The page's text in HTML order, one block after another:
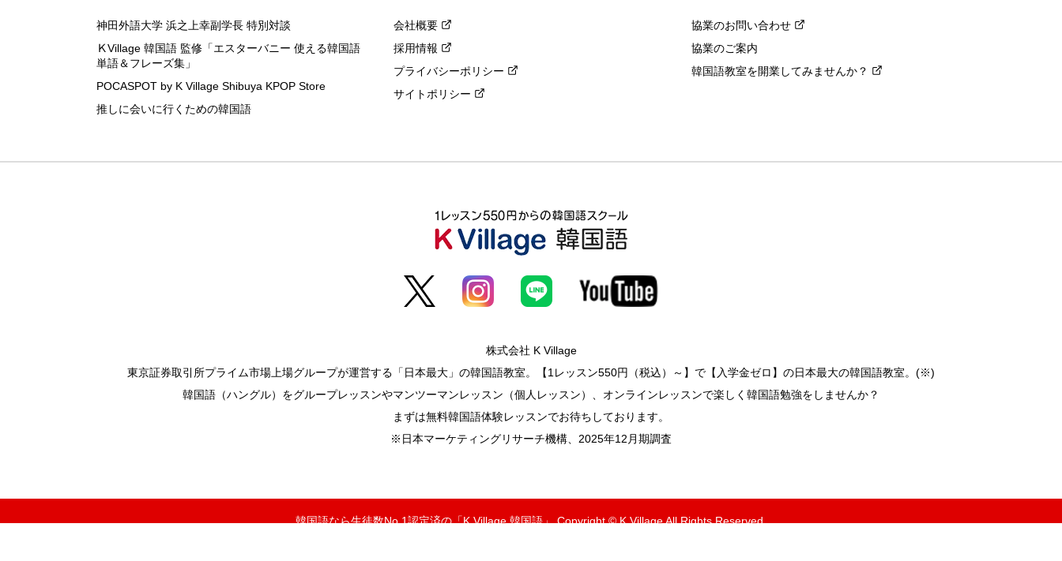
神田外語大学 浜之上幸副学長 特別対談
ＫVillage 韓国語 監修「エスターバニー 使える韓国語
単語＆フレーズ集」
POCASPOT by K Village Shibuya KPOP Store
推しに会いに行くための韓国語
会社概要
採用情報
プライバシーポリシー
サイトポリシー
協業のお問い合わせ
協業のご案内
韓国語教室を開業してみませんか？
株式会社 K Village
東京証券取引所プライム市場上場グループが運営する「日本最大」の韓国語教室。【1レッスン550円（税込）～】で【入学金ゼロ】の日本最大の韓国語教室。(※)
韓国語（ハングル）をグループレッスンやマンツーマンレッスン（個人レッスン）、オンラインレッスンで楽しく韓国語勉強をしませんか？
まずは無料韓国語体験レッスンでお待ちしております。
※日本マーケティングリサーチ機構、2025年12月期調査
韓国語なら生徒数No.1認定済の「K Village 韓国語」 Copyright © K Village All Rights Reserved.